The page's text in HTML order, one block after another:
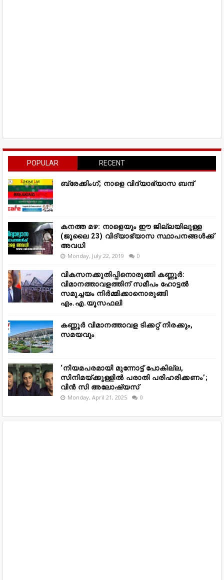
POPULAR RECENT
ബ്രേക്കിംഗ്; നാളെ വിദ്യാഭ്യാസ ബന്ദ്
കനത്ത മഴ: നാളെയും ഈ ജില്ലയിലുള്ള
(ജൂലൈ 23) വിദ്യാഭ്യാസ സ്ഥാപനങ്ങൾക്ക്
അവധി
Monday, July 22, 2019 0
വികസനക്കുതിപ്പിനൊരുങ്ങി കണ്ണൂർ:
വിമാനത്താവളത്തിന് സമീപം ഹോട്ടൽ
സമുച്ചയം നിർമ്മിക്കാനൊരുങ്ങി
എം.എ.യൂസഫലി
കണ്ണൂർ വിമാനത്താവള ടിക്കറ്റ് നിരക്കും,
സമയവും
‘നിയമപരമായി മുന്നോട്ട് പോകില്ല,
സിനിമയ്ക്കുള്ളിൽ പരാതി പരിഹരിക്കണം’;
വിൻ സി അലോഷ്യസ്
Monday, April 21, 2025 0